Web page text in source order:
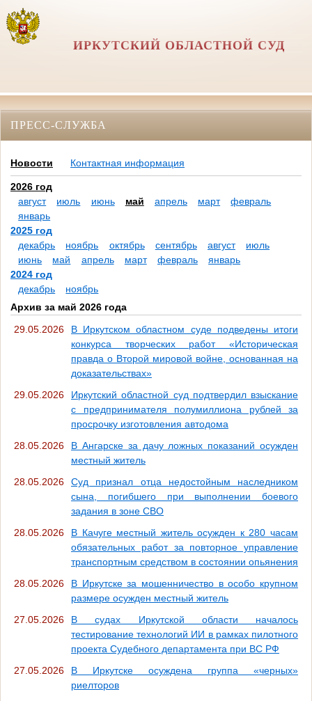
ИРКУТСКИЙ ОБЛАСТНОЙ СУД
ПРЕСС-СЛУЖБА
Новости Контактная информация
2026 год
август
июль июнь май апрель март
февраль
январь
2025 год
декабрь
ноябрь октябрь сентябрь август
июль
июнь
май апрель март февраль
январь
2024 год
декабрь
ноябрь
Архив за май 2026 года
29.05.2026
В Иркутском областном суде подведены итоги
конкурса творческих работ «Историческая
правда о Второй мировой войне, основанная на
доказательствах»
29.05.2026
Иркутский областной суд подтвердил взыскание
с предпринимателя полумиллиона рублей за
просрочку изготовления автодома
28.05.2026
В Ангарске за дачу ложных показаний осужден
местный житель
28.05.2026
Суд признал отца недостойным наследником
сына, погибшего при выполнении боевого
задания в зоне СВО
28.05.2026
В Качуге местный житель осужден к 280 часам
обязательных работ за повторное управление
транспортным средством в состоянии опьянения
28.05.2026
В Иркутске за мошенничество в особо крупном
размере осужден местный житель
27.05.2026
В судах Иркутской области началось
тестирование технологий ИИ в рамках пилотного
проекта Судебного департамента при ВС РФ
27.05.2026
В Иркутске осуждена группа «черных»
риелторов